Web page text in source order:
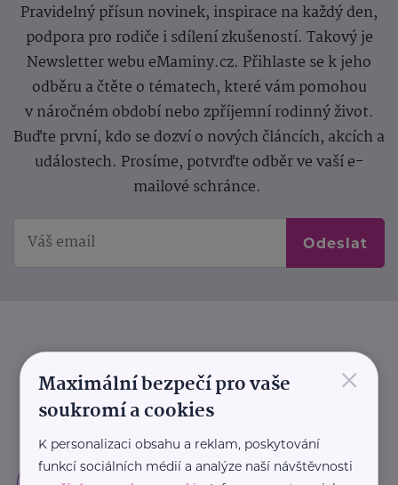
Pravidelný přísun novinek, inspirace na každý den,
podpora pro rodiče i sdílení zkušeností. Takový je
Newsletter webu eMaminy.cz. Přihlaste se k jeho
odběru a čtěte o tématech, které vám pomohou
v náročném období nebo zpříjemní rodinný život.
Buďte první, kdo se dozví o nových článcích, akcích a
událostech. Prosíme, potvrďte odběr ve vaší e-
mailové schránce.
Odeslat
×
Maximální bezpečí pro vaše
soukromí a cookies
K personalizaci obsahu a reklam, poskytování
funkcí sociálních médií a analýze naší návštěvnosti